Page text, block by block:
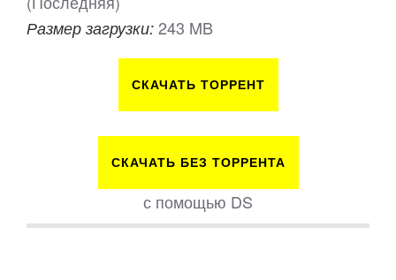
Размер загрузки: 243 MB
СКАЧАТЬ ТОРРЕНТ
СКАЧАТЬ БЕЗ ТОРРЕНТА
с помощью DS